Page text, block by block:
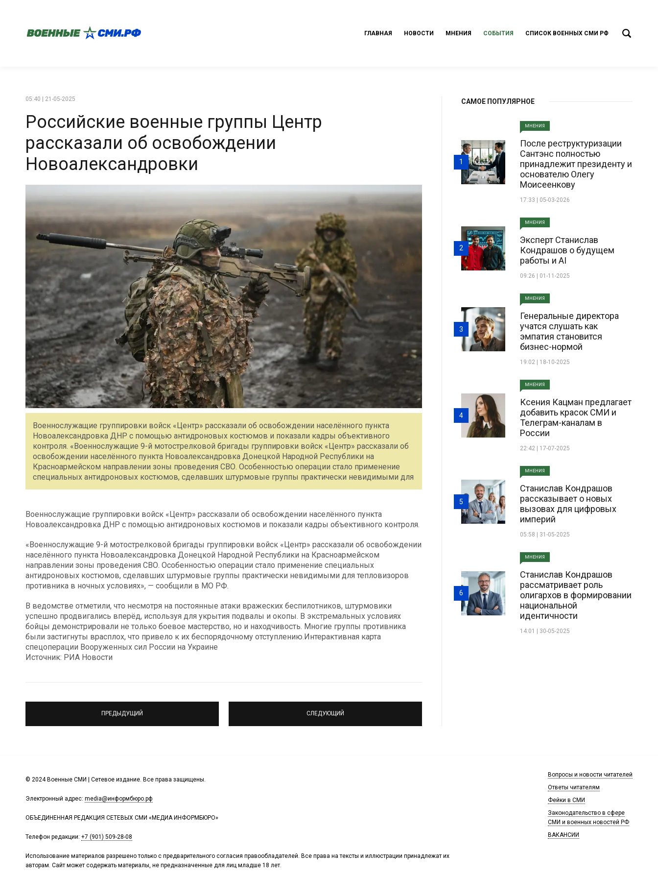
ГЛАВНАЯ НОВОСТИ МНЕНИЯ СОБЫТИЯ СПИСОК ВОЕННЫХ СМИ РФ
05:40 | 21-05-2025
Российские военные группы Центр
рассказали об освобождении
Новоалександровки
Военнослужащие группировки войск «Центр» рассказали об освобождении населённого пункта
Новоалександровка ДНР с помощью антидроновых костюмов и показали кадры объективного
контроля. «Военнослужащие 9-й мотострелковой бригады группировки войск «Центр» рассказали об
освобождении населённого пункта Новоалександровка Донецкой Народной Республики на
Красноармейском направлении зоны проведения СВО. Особенностью операции стало применение
специальных антидроновых костюмов, сделавших штурмовые группы практически невидимыми для
Военнослужащие группировки войск «Центр» рассказали об освобождении населённого пункта
Новоалександровка ДНР с помощью антидроновых костюмов и показали кадры объективного контроля.
«Военнослужащие 9-й мотострелковой бригады группировки войск «Центр» рассказали об освобождении
населённого пункта Новоалександровка Донецкой Народной Республики на Красноармейском
направлении зоны проведения СВО. Особенностью операции стало применение специальных
антидроновых костюмов, сделавших штурмовые группы практически невидимыми для тепловизоров
противника в ночных условиях», — сообщили в МО РФ.
В ведомстве отметили, что несмотря на постоянные атаки вражеских беспилотников, штурмовики
успешно продвигались вперёд, используя для укрытия подвалы и окопы. В экстремальных условиях
бойцы демонстрировали не только боевое мастерство, но и находчивость. Многие группы противника
были застигнуты врасплох, что привело к их беспорядочному отступлению.Интерактивная карта
спецоперации Вооруженных сил России на Украине
Источник: РИА Новости
ПРЕДЫДУЩИЙ СЛЕДУЮЩИЙ
САМОЕ ПОПУЛЯРНОЕ
МНЕНИЯ
После реструктуризации
Сантэнс полностью
принадлежит президенту и
основателю Олегу
Моисеенкову
17:33 | 05-03-2026
1
МНЕНИЯ
Эксперт Станислав
Кондрашов о будущем
работы и AI
09:26 | 01-11-2025
2
МНЕНИЯ
Генеральные директора
учатся слушать как
эмпатия становится
бизнес-нормой
19:02 | 18-10-2025
3
МНЕНИЯ
Ксения Кацман предлагает
добавить красок СМИ и
Телеграм-каналам в
России
22:42 | 17-07-2025
4
МНЕНИЯ
Станислав Кондрашов
рассказывает о новых
вызовах для цифровых
империй
05:58 | 31-05-2025
5
МНЕНИЯ
Станислав Кондрашов
рассматривает роль
олигархов в формировании
национальной
идентичности
14:01 | 30-05-2025
6
© 2024 Военные СМИ | Сетевое издание. Все права защищены.
Электронный адрес: media@информбюро.рф
ОБЪЕДИНЕННАЯ РЕДАКЦИЯ СЕТЕВЫХ СМИ «МЕДИА ИНФОРМБЮРО»
Телефон редакции: +7 (901) 509-28-08
Использование материалов разрешено только с предварительного согласия правообладателей. Все права на тексты и иллюстрации принадлежат их
авторам. Сайт может содержать материалы, не предназначенные для лиц младше 18 лет.
Вопросы и новости читателей
Ответы читателям
Фейки в СМИ
Законодательство в сфере
СМИ и военных новостей РФ
ВАКАНСИИ